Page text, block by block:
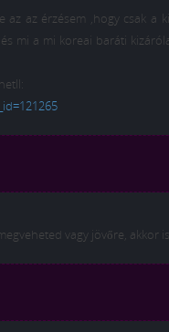
az érzésem ,hogy csak a
mi a mi koreai baráti
vagy jövőre, akkor